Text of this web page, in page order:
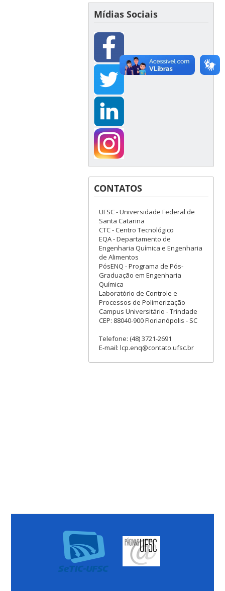
Mídias Sociais
CONTATOS
UFSC - Universidade Federal de
Santa Catarina
CTC - Centro Tecnológico
EQA - Departamento de
Engenharia Química e Engenharia
de Alimentos
PósENQ - Programa de Pós-
Graduação em Engenharia
Química
Laboratório de Controle e
Processos de Polimerização
Campus Universitário - Trindade
CEP: 88040-900 Florianópolis - SC
Telefone: (48) 3721-2691
E-mail: lcp.enq@contato.ufsc.br